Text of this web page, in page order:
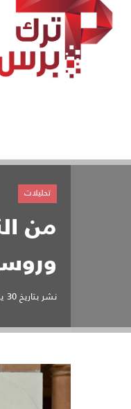
من
نشر بتاريخ30 يناير 2026
تحليلات